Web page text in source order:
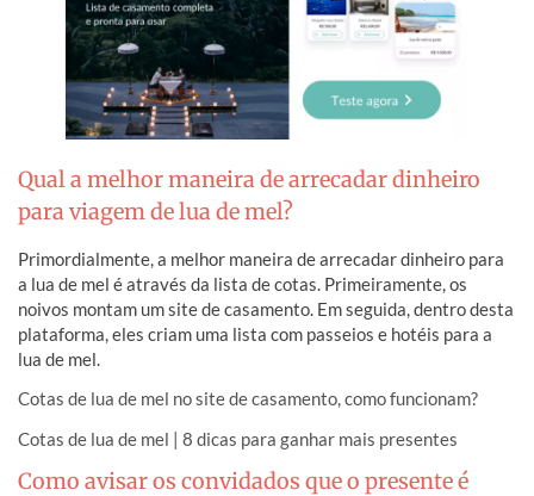
Qual a melhor maneira de arrecadar dinheiro
para viagem de lua de mel?
Primordialmente, a melhor maneira de arrecadar dinheiro para
a lua de mel é através da lista de cotas. Primeiramente, os
noivos montam um site de casamento. Em seguida, dentro desta
plataforma, eles criam uma lista com passeios e hotéis para a
lua de mel.
Cotas de lua de mel no site de casamento, como funcionam?
Cotas de lua de mel | 8 dicas para ganhar mais presentes
Como avisar os convidados que o presente é